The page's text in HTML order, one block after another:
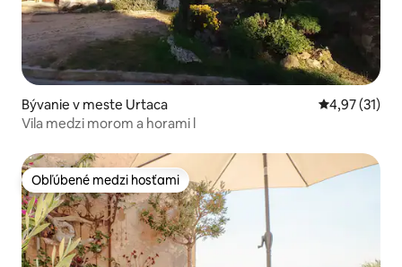
Bývanie v meste Urtaca Priemerné
4,97 (31)
Vila medzi morom a horami l
Obľúbené medzi hosťami
Obľúbené medzi hosťami